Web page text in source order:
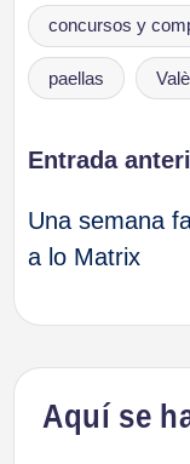
concursos y
paellas
de
Entrada
Una semana
a lo Matrix
Aquí se